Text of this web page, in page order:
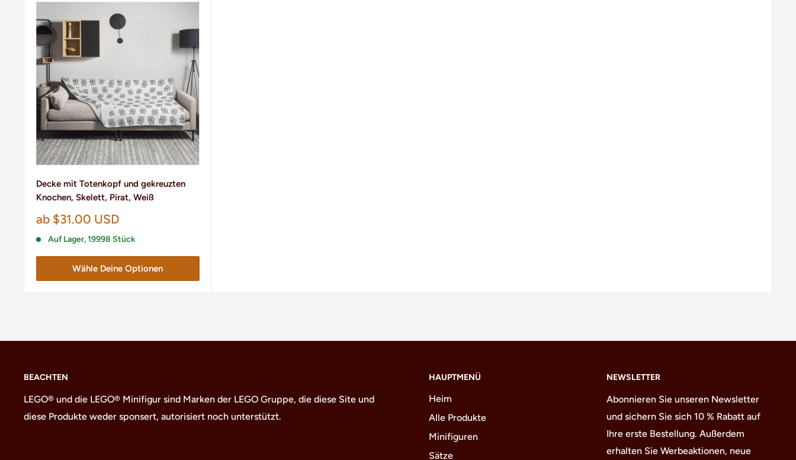
Decke mit Totenkopf und gekreuzten
Knochen, Skelett, Pirat, Weiß
Sonderpreis
ab $31.00 USD
Auf Lager, 19998 Stück
Wähle Deine Optionen
BEACHTEN
LEGO® und die LEGO® Minifigur sind Marken der LEGO Gruppe, die diese Site und
diese Produkte weder sponsert, autorisiert noch unterstützt.
HAUPTMENÜ
Heim
Alle Produkte
Minifiguren
Sätze
NEWSLETTER
Abonnieren Sie unseren Newsletter
und sichern Sie sich 10 % Rabatt auf
Ihre erste Bestellung. Außerdem
erhalten Sie Werbeaktionen, neue